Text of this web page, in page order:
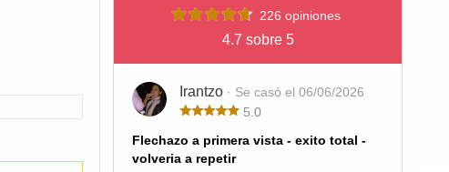
226 opiniones
4.7 sobre 5
Irantzo · Se casó el 06/06/2026
5.0
Flechazo a primera vista - exito total -
volveria a repetir